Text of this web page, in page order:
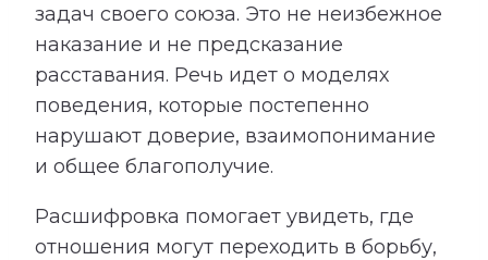
задач своего союза. Это не неизбежное
наказание и не предсказание
расставания. Речь идет о моделях
поведения, которые постепенно
нарушают доверие, взаимопонимание
и общее благополучие.
Расшифровка помогает увидеть, где
отношения могут переходить в борьбу,